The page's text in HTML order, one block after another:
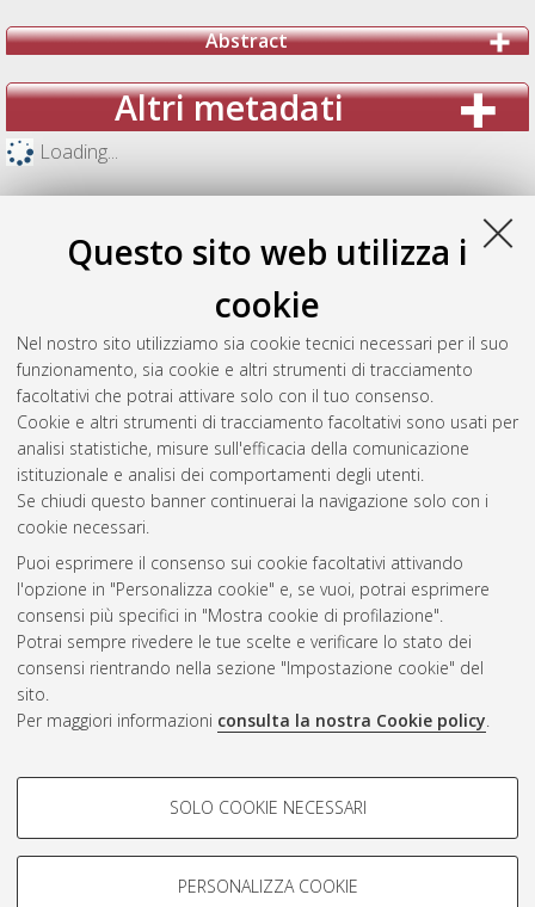
Questo sito web utilizza i
cookie
Nel nostro sito utilizziamo sia cookie tecnici necessari per il suo
funzionamento, sia cookie e altri strumenti di tracciamento
facoltativi che potrai attivare solo con il tuo consenso.
Cookie e altri strumenti di tracciamento facoltativi sono usati per
analisi statistiche, misure sull'efficacia della comunicazione
istituzionale e analisi dei comportamenti degli utenti.
Se chiudi questo banner continuerai la navigazione solo con i
cookie necessari.
Puoi esprimere il consenso sui cookie facoltativi attivando
l'opzione in "Personalizza cookie" e, se vuoi, potrai esprimere
consensi più specifici in "Mostra cookie di profilazione".
Potrai sempre rivedere le tue scelte e verificare lo stato dei
consensi rientrando nella sezione "Impostazione cookie" del
sito.
Per maggiori informazioni consulta la nostra Cookie policy.
COOKIE DI PROFILAZIONE -
Si tratta di cookie utilizzati per analizzare le caratteristiche della
navigazione degli utenti, creare profili in base al loro comportamento
SOLO COOKIE NECESSARI
PERSONALIZZA COOKIE
Abstract
Altri metadati
Loading...
Gestione del documento:
Atom
Rss 1.0
Rss 2.0
AMS Laurea
Impostazioni Cookie
Informativa sulla privacy
Condizioni d’uso del sito